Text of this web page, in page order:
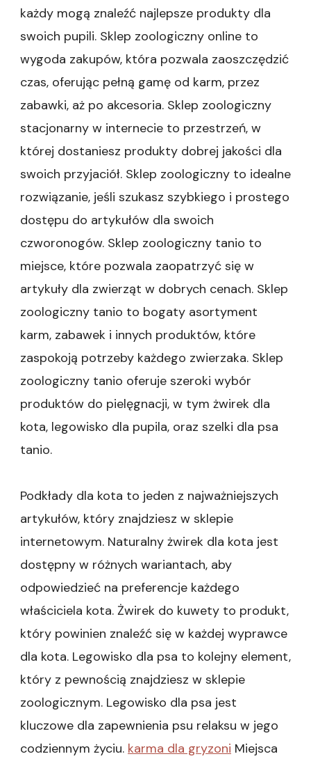
sieci
–
Najlepsze
dla
gryzoni|Wybór
sklepie
zoologicznym
Jakie
produkty
wybrać|Sklep
zoologiczny
Najwyższa
jakość
promocjach|Sklep
zoologiczny
Zakupy
smakołyków
i
dla
kotów|Sklep
–
pupila|Sklep
–
o
dla
gryzonia|Sklep
zoologiczny
–
Bezproblemowe
zakupy
dla
pupila|Sklep
internetowy
Produkty
każdy mogą znaleźć najlepsze produkty dla
swoich pupili. Sklep zoologiczny online to
wygoda zakupów, która pozwala zaoszczędzić
czas, oferując pełną gamę od karm, przez
zabawki, aż po akcesoria. Sklep zoologiczny
stacjonarny w internecie to przestrzeń, w
której dostaniesz produkty dobrej jakości dla
swoich przyjaciół. Sklep zoologiczny to idealne
rozwiązanie, jeśli szukasz szybkiego i prostego
dostępu do artykułów dla swoich
czworonogów. Sklep zoologiczny tanio to
miejsce, które pozwala zaopatrzyć się w
artykuły dla zwierząt w dobrych cenach. Sklep
zoologiczny tanio to bogaty asortyment
karm, zabawek i innych produktów, które
zaspokoją potrzeby każdego zwierzaka. Sklep
zoologiczny tanio oferuje szeroki wybór
produktów do pielęgnacji, w tym żwirek dla
kota, legowisko dla pupila, oraz szelki dla psa
tanio.
Podkłady dla kota to jeden z najważniejszych
artykułów, który znajdziesz w sklepie
internetowym. Naturalny żwirek dla kota jest
dostępny w różnych wariantach, aby
odpowiedzieć na preferencje każdego
właściciela kota. Żwirek do kuwety to produkt,
który powinien znaleźć się w każdej wyprawce
dla kota. Legowisko dla psa to kolejny element,
który z pewnością znajdziesz w sklepie
zoologicznym. Legowisko dla psa jest
kluczowe dla zapewnienia psu relaksu w jego
codziennym życiu. karma dla gryzoni Miejsca